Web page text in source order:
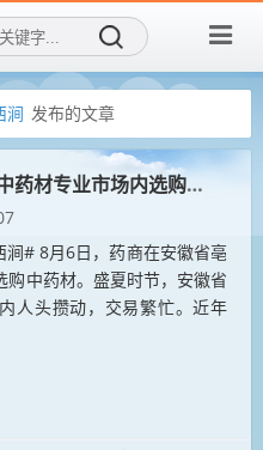
涧 发布的文章
药材专业市场内选购中药材
# 8月6日，药商在安徽省亳
购中药材。盛夏时节，安徽省
人头攒动，交易繁忙。近年
医药现代化、产业化、标准